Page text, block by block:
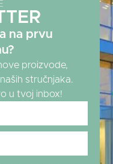
na prvu
proizvode,
stručnjaka.
u tvoj inbox!